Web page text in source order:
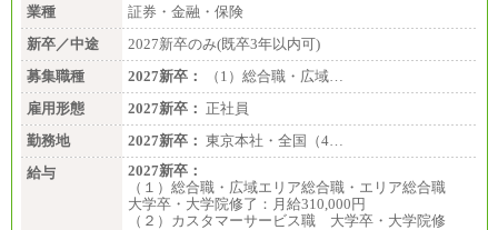
・専門・短大卒／月給185,000 円～210,000 円 ※勤務
地により異なる。
〈東京・神奈川〉210,000 円
〈大阪・兵庫〉200,000 円
〈愛知〉194,500 円 〈福
岡〉185,000円
※基本給のみ（地域手当なし）
※試用期間中も給与変更なし
中途：
【阪急交通社】
◆正社員/総合職
月給250,000円～(※1)、247,000円～(※2)、242,000円
～(※3)、239,000円～(※4)、237,000円～（※5）
業種
証券・金融・保険
新卒／中途
2027新卒のみ(既卒3年以内可)
募集職種
2027新卒：
（1）総合職・広域…
雇用形態
2027新卒： 正社員
勤務地
2027新卒： 東京本社・全国（4…
給与
2027新卒：
（１）総合職・広域エリア総合職・エリア総合職
大学卒・大学院修了：月給310,000円
（２）カスタマーサービス職 大学卒・大学院修